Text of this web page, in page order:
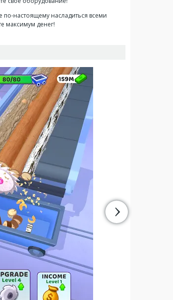
по-настоящему насладиться всеми
максимум денег!